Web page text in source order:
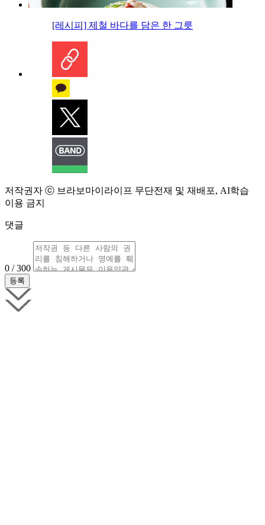
[레시피] 제철 바다를 담은 한 그릇
저작권자 ⓒ 브라보마이라이프 무단전재 및 재배포, AI학습
이용 금지
댓글
0 / 300